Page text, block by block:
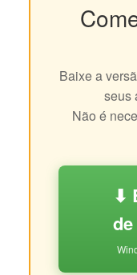
Baixe a
seus
Não é
⬇